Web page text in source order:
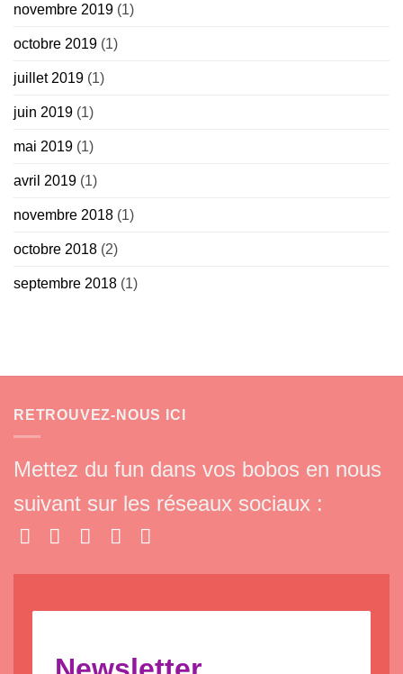
novembre 2019 (1)
octobre 2019 (1)
juillet 2019 (1)
juin 2019 (1)
mai 2019 (1)
avril 2019 (1)
novembre 2018 (1)
octobre 2018 (2)
septembre 2018 (1)
RETROUVEZ-NOUS ICI
Mettez du fun dans vos bobos en nous
suivant sur les réseaux sociaux :